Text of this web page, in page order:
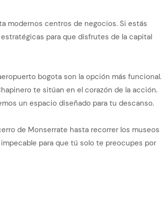
modernos centros de negocios. Si estás
para que disfrutes de la capital
bogota son la opción más funcional.
te sitúan en el corazón de la acción.
un espacio diseñado para tu descanso.
de Monserrate hasta recorrer los museos
para que tú solo te preocupes por